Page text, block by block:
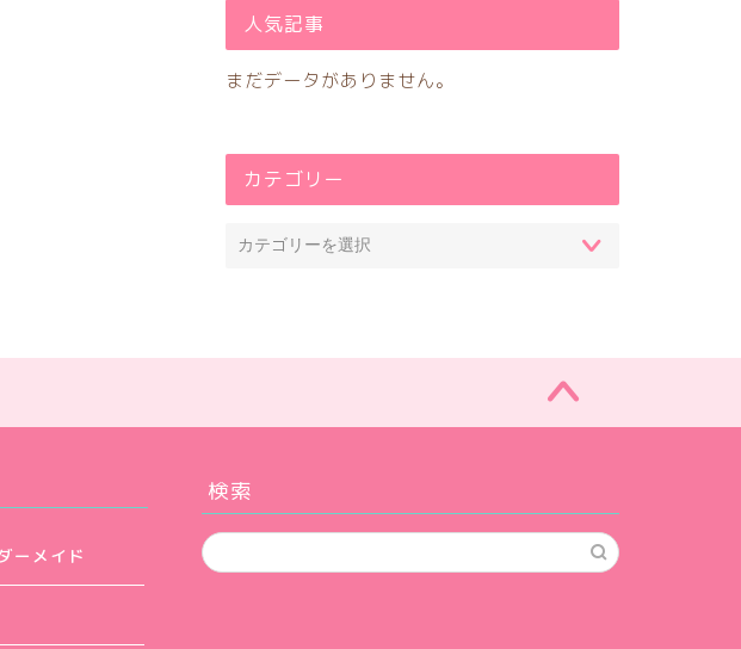
人気記事
まだデータがありません。
カテゴリー
ーメイド
検索